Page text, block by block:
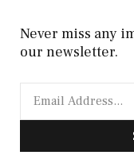
Never miss any
our newsletter.